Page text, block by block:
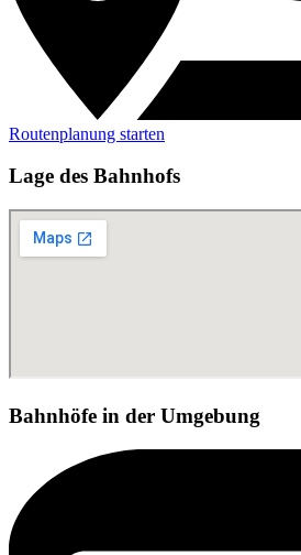
Routenplanung starten
Lage des Bahnhofs
Bahnhöfe in der Umgebung